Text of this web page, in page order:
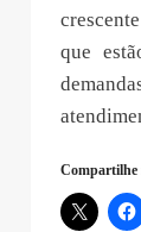
que
Compartilhe